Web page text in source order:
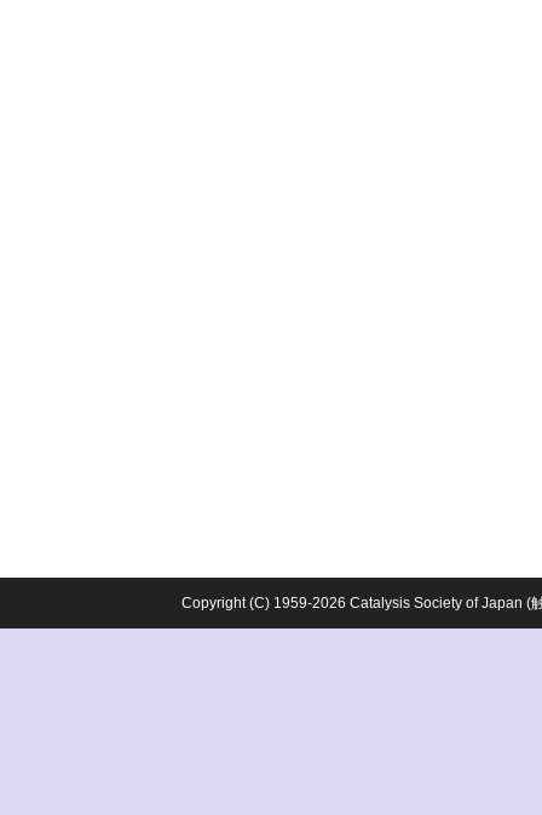
Copyright (C) 1959-2026 Catalysis Society of Japan (